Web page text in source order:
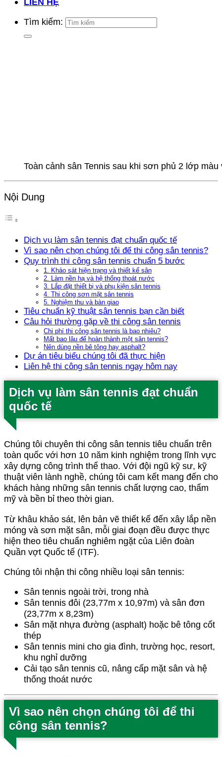
Tìm kiếm:
Toàn cảnh sân Tennis sau khi sơn phủ 2 lớp
Nội Dung
Dịch vụ làm sân tennis đạt chuẩn quốc tế
Vì sao nên chọn chúng tôi để thi công sân tennis?
Quy trình thi công sân tennis chuẩn 5 bước
1. Khảo sát hiện trạng và thiết kế sân
2. Làm nền hạ và hệ thống thoát nước
3. Lắp đặt thiết bị và phụ kiện sân tennis
4. Thi công sơn mặt sân tennis
5. Nghiệm thu và bàn giao
Tiêu chuẩn kỹ thuật sân tennis bạn cần biết
Câu hỏi thường gặp về thi công sân tennis
Chi phí thi công sân tennis là bao nhiêu?
Mất bao lâu để hoàn thành một sân tennis?
Nên dùng nền bê tông hay asphalt?
Dự án tiêu biểu chúng tôi đã thực hiện
Liên hệ thi công sân tennis ngay hôm nay
Dịch vụ làm sân tennis đạt chuẩn
quốc tế
Chúng tôi chuyên thi công sân tennis tiêu chuẩn trên
toàn quốc với hơn 10 năm kinh nghiệm trong lĩnh vực
xây dựng công trình thể thao. Với đội ngũ kỹ sư, kỹ
thuật viên lành nghề, chúng tôi cam kết mang đến cho
khách hàng những sân tennis chất lượng cao, thẩm
mỹ và bền bỉ theo thời gian.
Từ khâu khảo sát, lên bản vẽ thiết kế đến xây lắp nền
móng và sơn mặt sân, mỗi giai đoạn đều được thực
hiện theo tiêu chuẩn nghiêm ngặt của Liên đoàn
Quần vợt Quốc tế (ITF).
Chúng tôi nhận thi công nhiều loại sân tennis:
Sân tennis ngoài trời, trong nhà
Sân tennis đôi (23,77m x 10,97m) và sân đơn
(23,77m x 8,23m)
Sân mặt nhựa đường (asphalt) hoặc bê tông cốt
thép
Sân tennis mini cho gia đình, trường học, resort,
khu nghỉ dưỡng
Cải tạo sân tennis cũ, nâng cấp mặt sân và hệ
thống thoát nước
Vì sao nên chọn chúng tôi để thi
công sân tennis?